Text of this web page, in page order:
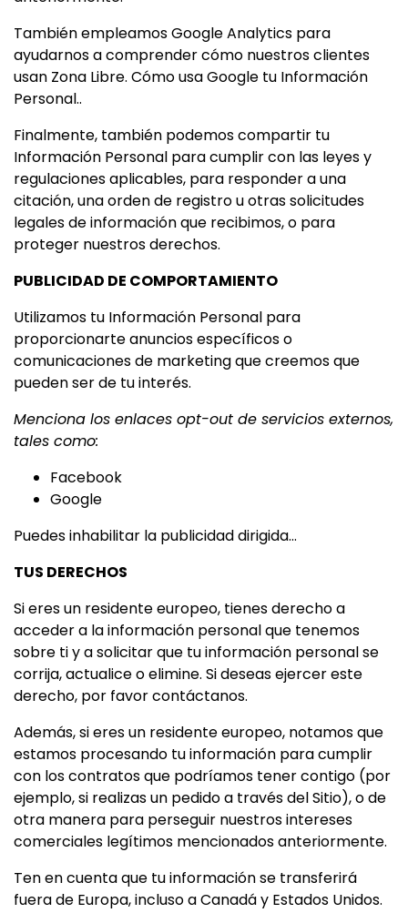
También empleamos Google Analytics para
ayudarnos a comprender cómo nuestros clientes
usan Zona Libre. Cómo usa Google tu Información
Personal..
Finalmente, también podemos compartir tu
Información Personal para cumplir con las leyes y
regulaciones aplicables, para responder a una
citación, una orden de registro u otras solicitudes
legales de información que recibimos, o para
proteger nuestros derechos.
PUBLICIDAD DE COMPORTAMIENTO
Utilizamos tu Información Personal para
proporcionarte anuncios específicos o
comunicaciones de marketing que creemos que
pueden ser de tu interés.
Menciona los enlaces opt-out de servicios externos,
tales como:
Facebook
Google
Puedes inhabilitar la publicidad dirigida...
TUS DERECHOS
Si eres un residente europeo, tienes derecho a
acceder a la información personal que tenemos
sobre ti y a solicitar que tu información personal se
corrija, actualice o elimine. Si deseas ejercer este
derecho, por favor contáctanos.
Además, si eres un residente europeo, notamos que
estamos procesando tu información para cumplir
con los contratos que podríamos tener contigo (por
ejemplo, si realizas un pedido a través del Sitio), o de
otra manera para perseguir nuestros intereses
comerciales legítimos mencionados anteriormente.
Ten en cuenta que tu información se transferirá
fuera de Europa, incluso a Canadá y Estados Unidos.